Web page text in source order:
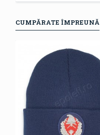
CUMPĂRATE ÎMPREUNĂ